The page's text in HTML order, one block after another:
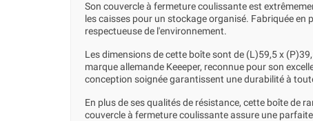
Son couvercle à fermeture coulissante est
les caisses pour un stockage organisé. Fabriquée en
respectueuse de l'environnement.
Les dimensions de cette boîte sont de (L)59,5 x
marque allemande Keeeper, reconnue pour son
conception soignée garantissent une durabilité à
En plus de ses qualités de résistance, cette boîte de
couvercle à fermeture coulissante assure une